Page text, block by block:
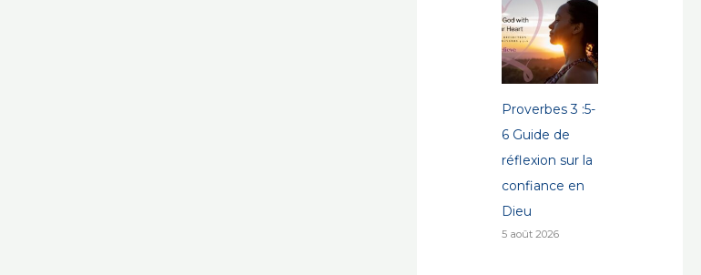
Proverbes 3 :5-
6 Guide de
réflexion sur la
confiance en
Dieu
5 août 2026